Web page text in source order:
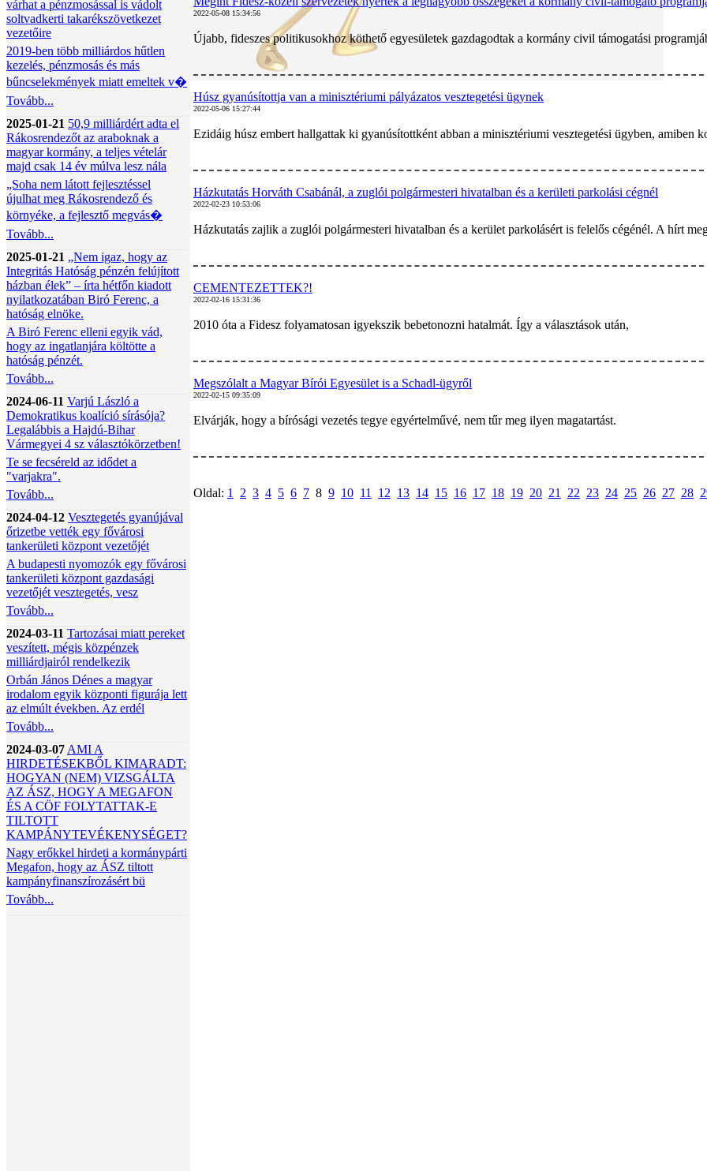
várhat a pénzmosással is vádolt
soltvadkerti takarékszövetkezet
vezetőire
2019-ben több milliárdos hűtlen
kezelés, pénzmosás és más
bűncselekmények miatt emeltek v�
Tovább...
2025-01-21 50,9 milliárdért adta el
Rákosrendezőt az araboknak a
magyar kormány, a teljes vételár
majd csak 14 év múlva lesz nála
„Soha nem látott fejlesztéssel
újulhat meg Rákosrendező és
környéke, a fejlesztő megvás�
Tovább...
2025-01-21 „Nem igaz, hogy az
Integritás Hatóság pénzén felújított
házban élek” – írta hétfőn kiadott
nyilatkozatában Biró Ferenc, a
hatóság elnöke.
A Biró Ferenc elleni egyik vád,
hogy az ingatlanjára költötte a
hatóság pénzét.
Tovább...
2024-06-11 Varjú László a
Demokratikus koalíció sírásója?
Legalábbis a Hajdú-Bihar
Vármegyei 4 sz választókörzetben!
Te se fecséreld az idődet a
"varjakra".
Tovább...
2024-04-12 Vesztegetés gyanújával
őrizetbe vették egy fővárosi
tankerületi központ vezetőjét
A budapesti nyomozók egy fővárosi
tankerületi központ gazdasági
vezetőjét vesztegetés, vesz
Tovább...
2024-03-11 Tartozásai miatt pereket
veszített, mégis közpénzek
milliárdjairól rendelkezik
Orbán János Dénes a magyar
irodalom egyik központi figurája lett
az elmúlt években. Az erdél
Tovább...
2024-03-07 AMI A
HIRDETÉSEKBŐL KIMARADT:
HOGYAN (NEM) VIZSGÁLTA
AZ ÁSZ, HOGY A MEGAFON
ÉS A CÖF FOLYTATTAK-E
TILTOTT
KAMPÁNYTEVÉKENYSÉGET?
Nagy erőkkel hirdeti a kormánypárti
Megafon, hogy az ÁSZ tiltott
kampányfinanszírozásért bü
Tovább...
2022-05-08 15:34:56
Újabb, fideszes politikusokhoz köthető egyesületek gazdagodtak a kormány civil támogatási
Húsz gyanúsítottja van a minisztériumi pályázatos vesztegetési ügynek
2022-05-06 15:27:44
Ezidáig húsz embert hallgattak ki gyanúsítottként abban a minisztériumi vesztegetési ügyben, amiben
Házkutatás Horváth Csabánál, a zuglói polgármesteri hivatalban és a kerületi parkolási cégnél
2022-02-23 10:53:06
Házkutatás zajlik a zuglói polgármesteri hivatalban és a kerület parkolásért is felelős cégénél. A hírt
CEMENTEZETTEK?!
2022-02-16 15:31:36
2010 óta a Fidesz folyamatosan igyekszik bebetonozni hatalmát. Így a választások után,
Megszólalt a Magyar Bírói Egyesület is a Schadl-ügyről
2022-02-15 09:35:09
Elvárják, hogy a bírósági vezetés tegye egyértelművé, nem tűr meg ilyen magatartást.
Oldal: 1 2 3 4 5 6 7 8 9 10 11 12 13 14 15 16 17 18 19 20 21 22 23 24 25 26 27 28